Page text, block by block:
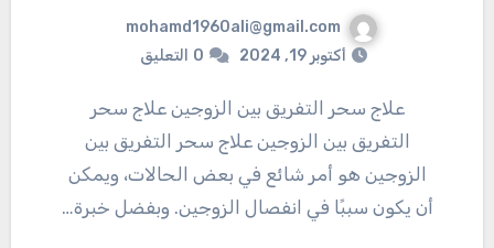
mohamd1960ali@gmail.com
أكتوبر 19, 2024
0 التعليق
علاج سحر التفريق بين الزوجين علاج سحر
التفريق بين الزوجين علاج سحر التفريق بين
الزوجين هو أمر شائع في بعض الحالات، ويمكن
أن يكون سببًا في انفصال الزوجين. وبفضل خبرة…